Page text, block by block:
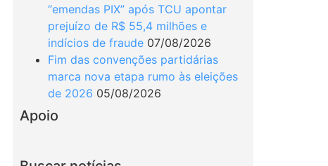
“emendas PIX” após TCU apontar
prejuízo de R$ 55,4 milhões e
indícios de fraude 07/08/2026
Fim das convenções partidárias
marca nova etapa rumo às eleições
de 2026 05/08/2026
Apoio